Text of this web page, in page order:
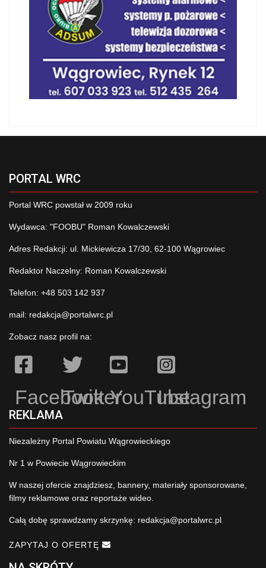
PORTAL WRC
Portal WRC powstał w 2009 roku
Wydawca: "FOOBU" Roman Kowalczewski
Adres Redakcji: ul. Mickiewicza 17/30, 62-100 Wągrowiec
Redaktor Naczelny: Roman Kowalczewski
Telefon: +48 503 142 937
mail: redakcja@portalwrc.pl
Zobacz nasz profil na:
Facebook
TwitterYouTubeInstagram
REKLAMA
Niezależny Portal Powiatu Wągrowieckiego
Nr 1 w Powiecie Wągrowieckim
W naszej ofercie znajdziesz, bannery, materiały sponsorowane,
filmy reklamowe oraz reportaże wideo.
Całą dobę sprawdzamy skrzynkę: redakcja@portalwrc.pl
ZAPYTAJ O OFERTĘ